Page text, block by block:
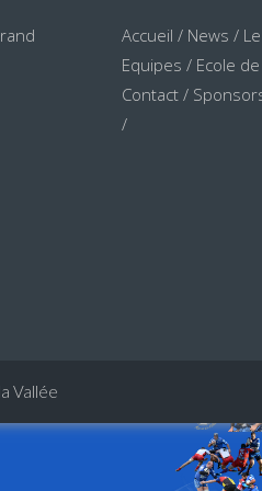
Accueil / News /
Equipes / Ecole
Contact /
/
Vallée